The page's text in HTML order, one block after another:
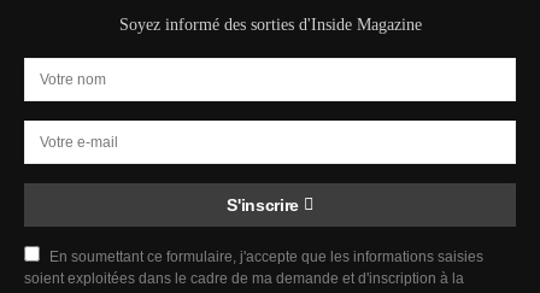
Soyez informé des sorties d'Inside Magazine
S'inscrire
En soumettant ce formulaire, j'accepte que les informations saisies
soient exploitées dans le cadre de ma demande et d'inscription à la